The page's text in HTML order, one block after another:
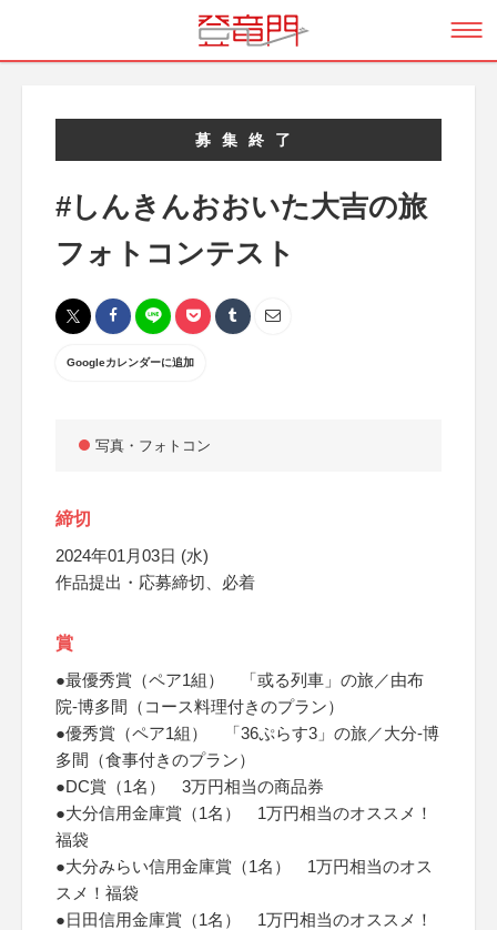
募集終了
#しんきんおおいた大吉の旅
フォトコンテスト
Googleカレンダーに追加
写真・フォトコン
締切
2024年01月03日 (水)
作品提出・応募締切、必着
賞
●最優秀賞（ペア1組） 「或る列車」の旅／由布
院-博多間（コース料理付きのプラン）
●優秀賞（ペア1組） 「36ぷらす3」の旅／大分-博
多間（食事付きのプラン）
●DC賞（1名） 3万円相当の商品券
●大分信用金庫賞（1名） 1万円相当のオススメ！
福袋
●大分みらい信用金庫賞（1名） 1万円相当のオス
スメ！福袋
●日田信用金庫賞（1名） 1万円相当のオススメ！